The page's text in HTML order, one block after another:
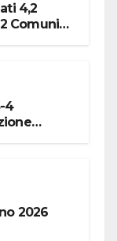
4,2
Comuni
4
2026